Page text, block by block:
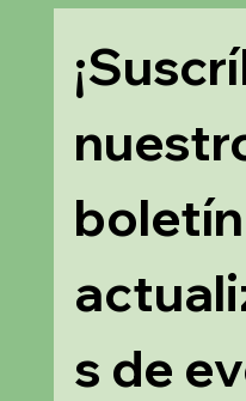
s de